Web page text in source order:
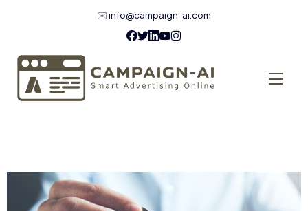
✉️info@campaign-ai.com